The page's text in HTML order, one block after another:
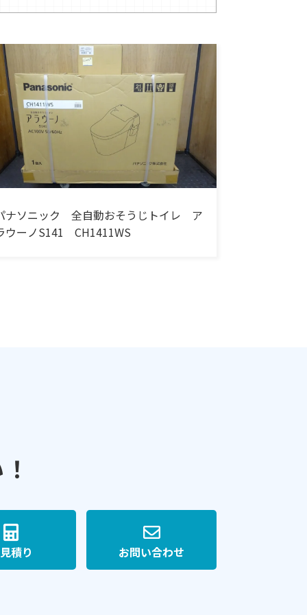
ナソニック 全自動おそうじトイレ ア
ウーノS141 CH1411WS
積り お問い合わせ